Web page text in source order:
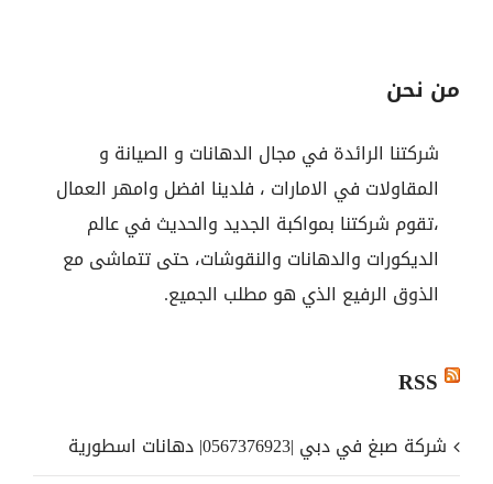
من نحن
شركتنا الرائدة في مجال الدهانات و الصيانة و
المقاولات في الامارات ، فلدينا افضل وامهر العمال
،تقوم شركتنا بمواكبة الجديد والحديث في عالم
الديكورات والدهانات والنقوشات، حتى تتماشى مع
الذوق الرفيع الذي هو مطلب الجميع.
RSS
شركة صبغ في دبي |0567376923| دهانات اسطورية